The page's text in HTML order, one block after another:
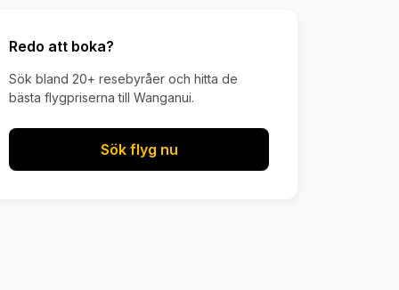
Redo att boka?
Sök bland 20+ resebyråer och hitta de
bästa flygpriserna till Wanganui.
Sök flyg nu